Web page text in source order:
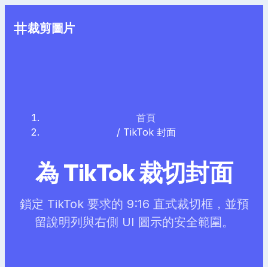
裁剪圖片
首頁
/ TikTok 封面
為 TikTok 裁切封面
鎖定 TikTok 要求的 9:16 直式裁切框，並預
留說明列與右側 UI 圖示的安全範圍。